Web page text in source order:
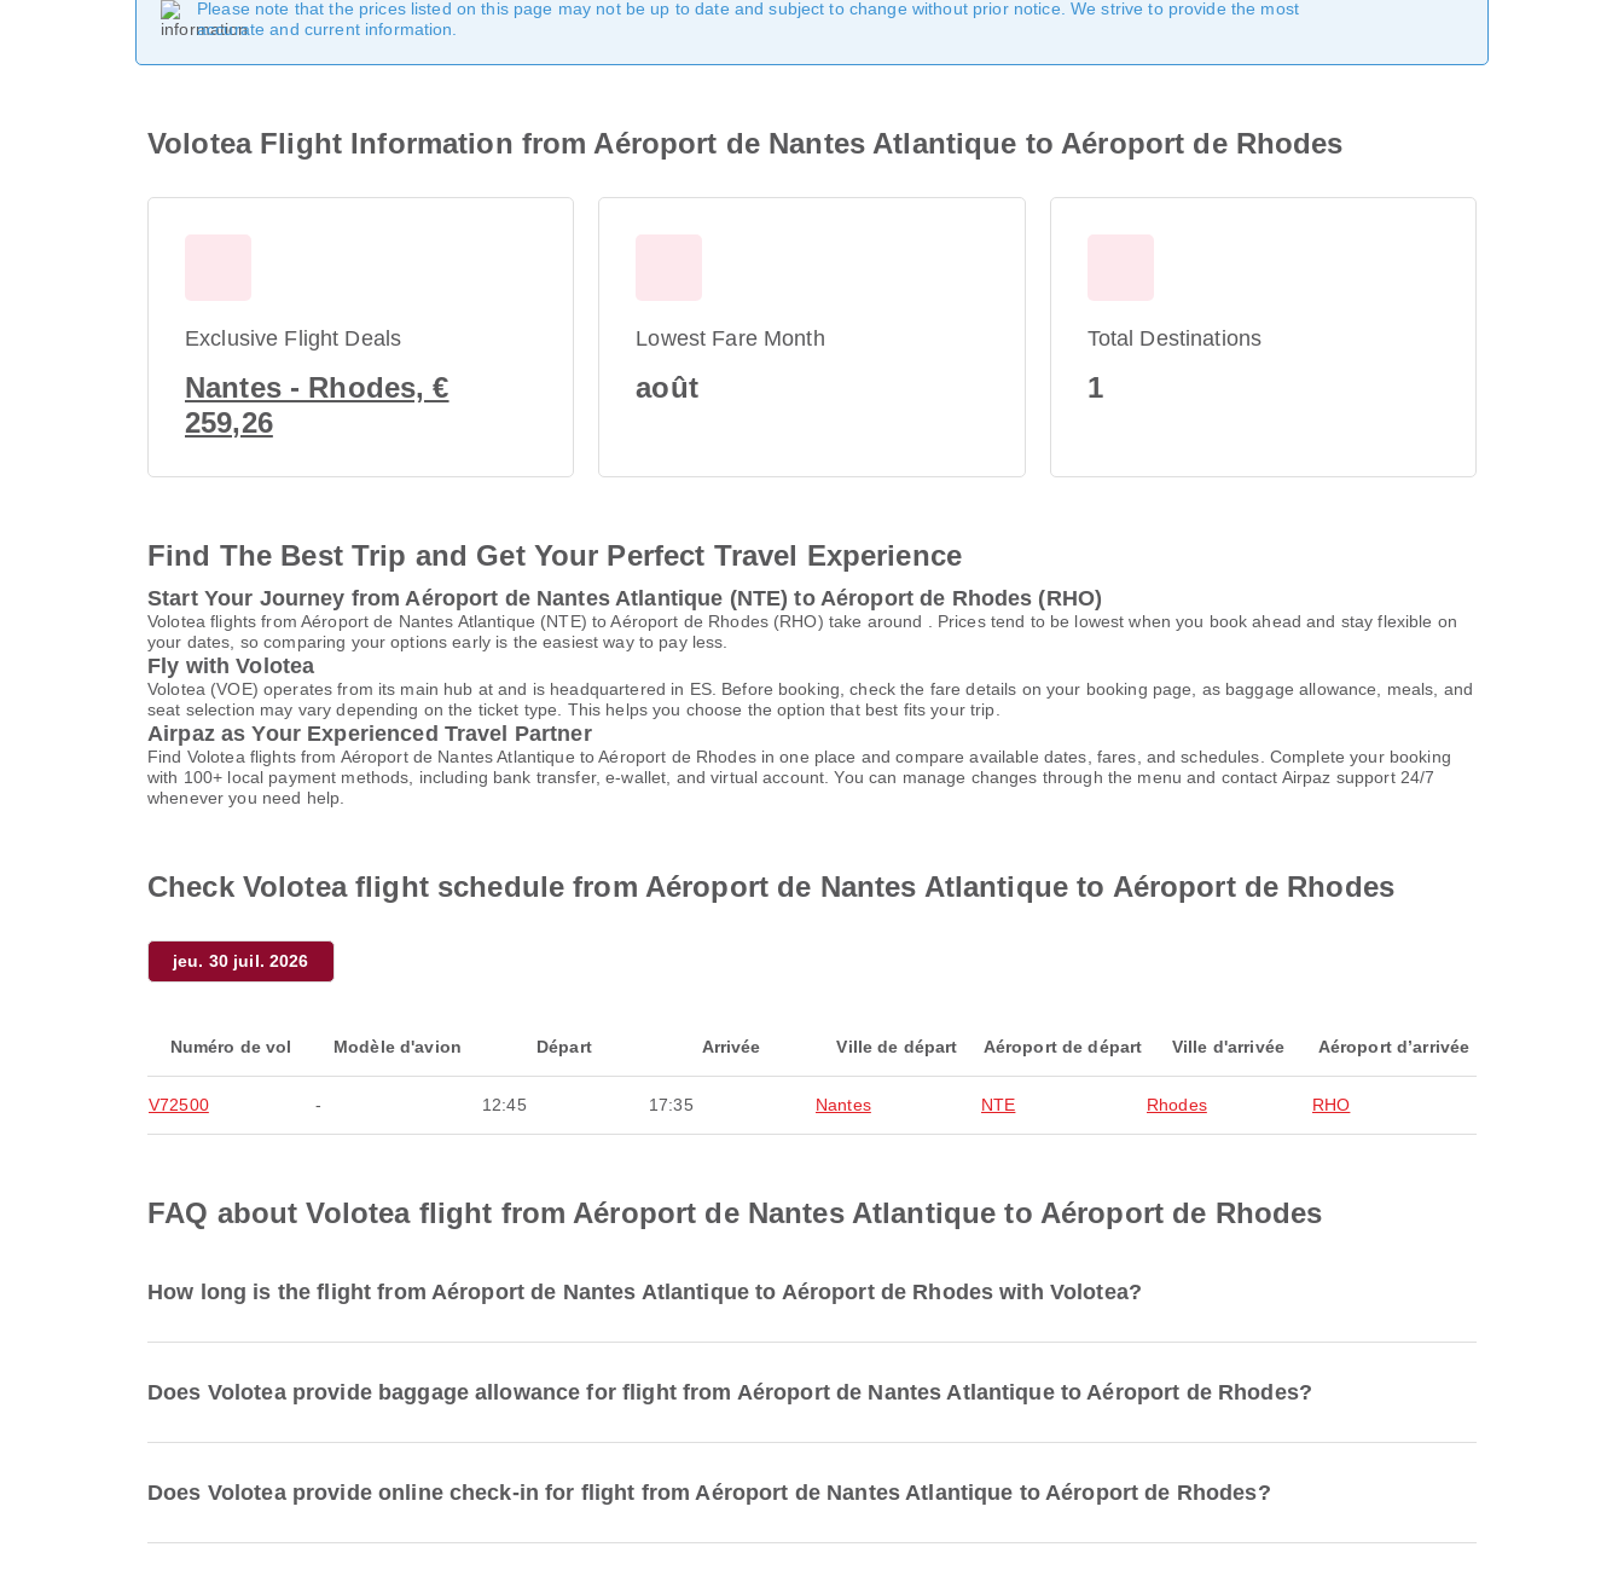
Please note that the prices listed on this page may not be up to date and subject to change without prior notice. We strive to provide the most
accurate and current information.
Volotea Flight Information from Aéroport de Nantes Atlantique to Aéroport de Rhodes
Exclusive Flight Deals
Nantes - Rhodes, €
259,26
Lowest Fare Month
août
Total Destinations
1
Find The Best Trip and Get Your Perfect Travel Experience
Start Your Journey from Aéroport de Nantes Atlantique (NTE) to Aéroport de Rhodes (RHO)
Volotea flights from Aéroport de Nantes Atlantique (NTE) to Aéroport de Rhodes (RHO) take around . Prices tend to be lowest when you book ahead and stay flexible on
your dates, so comparing your options early is the easiest way to pay less.
Fly with Volotea
Volotea (VOE) operates from its main hub at and is headquartered in ES. Before booking, check the fare details on your booking page, as baggage allowance, meals, and
seat selection may vary depending on the ticket type. This helps you choose the option that best fits your trip.
Airpaz as Your Experienced Travel Partner
Find Volotea flights from Aéroport de Nantes Atlantique to Aéroport de Rhodes in one place and compare available dates, fares, and schedules. Complete your booking
with 100+ local payment methods, including bank transfer, e-wallet, and virtual account. You can manage changes through the menu and contact Airpaz support 24/7
whenever you need help.
Check Volotea flight schedule from Aéroport de Nantes Atlantique to Aéroport de Rhodes
jeu. 30 juil. 2026
Numéro de vol Modèle d'avion Départ Arrivée Ville de départ Aéroport de départ Ville d'arrivée Aéroport d’arrivée
V72500 - 12:45 17:35 Nantes NTE Rhodes RHO
FAQ about Volotea flight from Aéroport de Nantes Atlantique to Aéroport de Rhodes
How long is the flight from Aéroport de Nantes Atlantique to Aéroport de Rhodes with Volotea?
Does Volotea provide baggage allowance for flight from Aéroport de Nantes Atlantique to Aéroport de Rhodes?
Does Volotea provide online check-in for flight from Aéroport de Nantes Atlantique to Aéroport de Rhodes?